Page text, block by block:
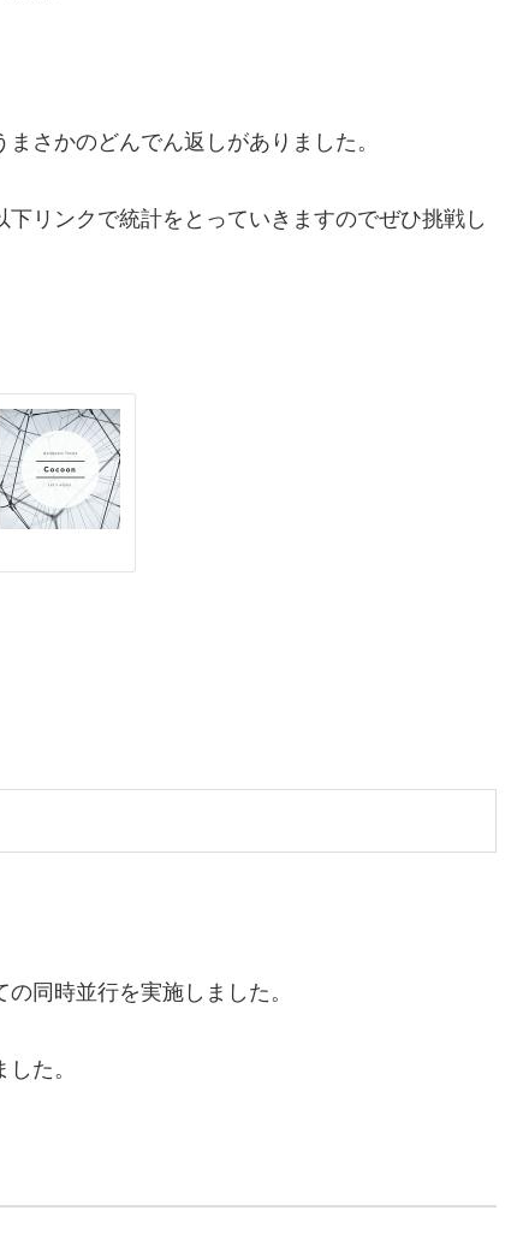
さかのどんでん返しがありました。
リンクで統計をとっていきますのでぜひ挑戦し
同時並行を実施しました。
た。